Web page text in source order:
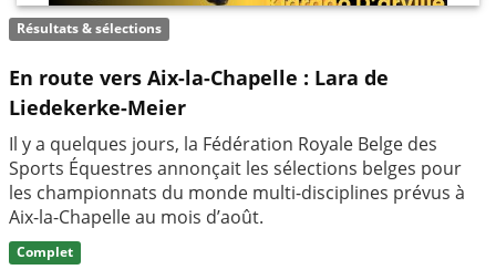
Résultats & sélections
En route vers Aix-la-Chapelle : Lara de
Liedekerke-Meier
Il y a quelques jours, la Fédération Royale Belge des
Sports Équestres annonçait les sélections belges pour
les championnats du monde multi-disciplines prévus à
Aix-la-Chapelle au mois d’août.
Complet